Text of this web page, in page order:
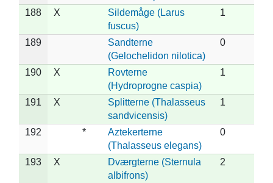
188 X
Sildemåge (Larus
fuscus)
1
189
Sandterne
(Gelochelidon nilotica)
0
190 X
Rovterne
(Hydroprogne caspia)
1
191 X
Splitterne (Thalasseus
sandvicensis)
1
192 *
Aztekerterne
(Thalasseus elegans)
0
193 X
Dværgterne (Sternula
albifrons)
2